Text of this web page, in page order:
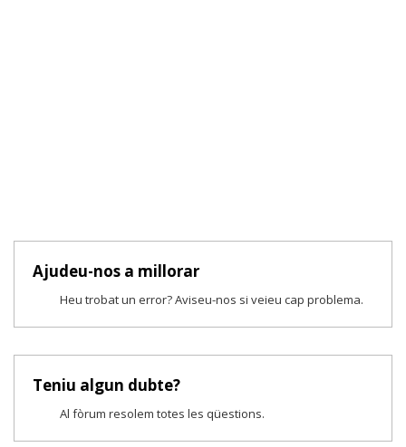
Ajudeu-nos a millorar
Heu trobat un error? Aviseu-nos si veieu cap problema.
Teniu algun dubte?
Al fòrum resolem totes les qüestions.